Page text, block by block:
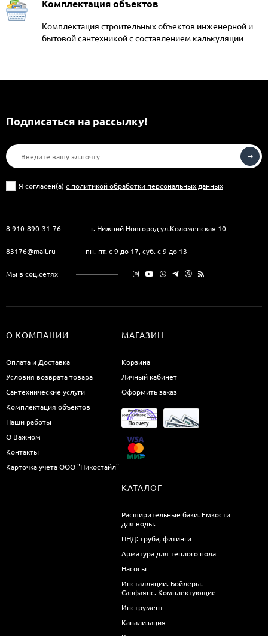
Комплектация объектов
Комплектация строительных объектов инженерной и
бытовой сантехникой с составлением калькуляции
Подписаться на рассылкy!
Я согласен(a) с политикой обработки персональных данных
8 910-890-31-76 г. Нижний Новгород ул.Коломенская 10
83176@mail.ru пн.-пт. с 9 до 17, суб. с 9 до 13
Мы в соц.сетях
О КОМПАНИИ
Оплата и Доставка
Условия возврата товара
Сантехнические услуги
Комплектация объектов
Наши работы
О Важном
Контакты
Карточка учёта ООО "Никостайл"
МАГАЗИН
Корзина
Личный кабинет
Оформить заказ
КАТАЛОГ
Расширительные баки. Емкости
для воды.
ПНД: труба, фитинги
Арматура для теплого пола
Насосы
Инсталляции. Бойлеры.
Санфаянс. Комплектующие
Инструмент
Канализация